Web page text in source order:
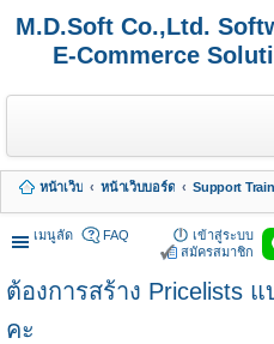
M.D.Soft Co.,Ltd.
E-Commerce
หน้าเว็บ หน้าเว็บบอร์ด Support
เมนูลัด
FAQ
เข้าสู่ระบบ
สมัครสมาชิก
ต้องการสร้าง Pricelists
คะ